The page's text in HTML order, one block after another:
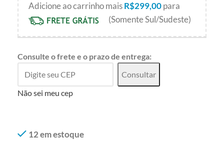
Adicione ao carrinho maisR$299,00para
(Somente Sul/Sudeste)
Consulte o frete e o prazo de entrega:
Consultar
Não sei meu cep
12 em estoque